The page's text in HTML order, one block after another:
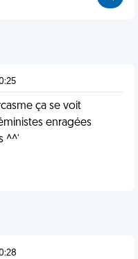
ça se voit
enragées
^^'